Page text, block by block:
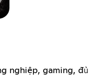
nghiệp, gaming, đủ